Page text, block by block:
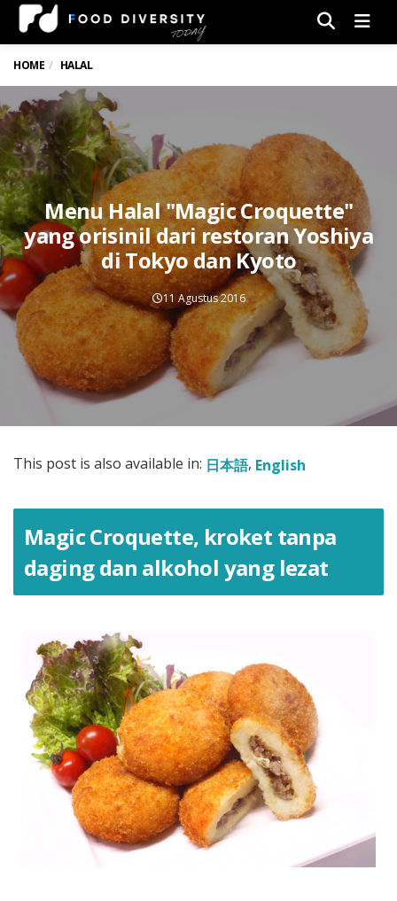
HOME HALAL
Menu Halal "Magic Croquette"
yang orisinil dari restoran Yoshiya
di Tokyo dan Kyoto
11 Agustus 2016
This post is also available in: 日本語 English
Magic Croquette, kroket tanpa
daging dan alkohol yang lezat